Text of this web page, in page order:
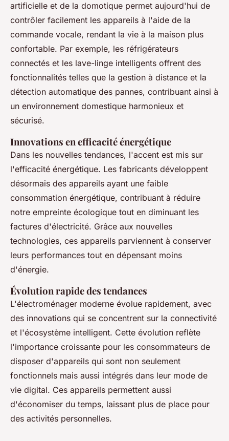
artificielle et de la domotique permet aujourd'hui de
contrôler facilement les appareils à l'aide de la
commande vocale, rendant la vie à la maison plus
confortable. Par exemple, les réfrigérateurs
connectés et les lave-linge intelligents offrent des
fonctionnalités telles que la gestion à distance et la
détection automatique des pannes, contribuant ainsi à
un environnement domestique harmonieux et
sécurisé.
Innovations en efficacité énergétique
Dans les nouvelles tendances, l'accent est mis sur
l'efficacité énergétique. Les fabricants développent
désormais des appareils ayant une faible
consommation énergétique, contribuant à réduire
notre empreinte écologique tout en diminuant les
factures d'électricité. Grâce aux nouvelles
technologies, ces appareils parviennent à conserver
leurs performances tout en dépensant moins
d'énergie.
Évolution rapide des tendances
L'électroménager moderne évolue rapidement, avec
des innovations qui se concentrent sur la connectivité
et l'écosystème intelligent. Cette évolution reflète
l'importance croissante pour les consommateurs de
disposer d'appareils qui sont non seulement
fonctionnels mais aussi intégrés dans leur mode de
vie digital. Ces appareils permettent aussi
d'économiser du temps, laissant plus de place pour
des activités personnelles.